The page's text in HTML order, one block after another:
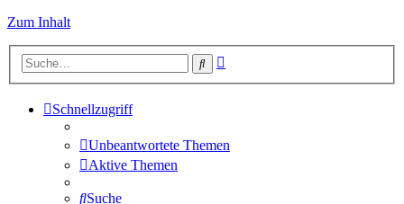
Zum Inhalt
Suche
Schnellzugriff
Unbeantwortete Themen
Aktive Themen
Suche